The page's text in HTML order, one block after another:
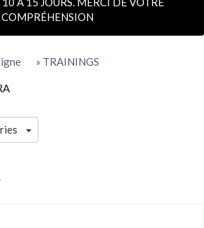
COMPRÉHENSION
» TRAININGS